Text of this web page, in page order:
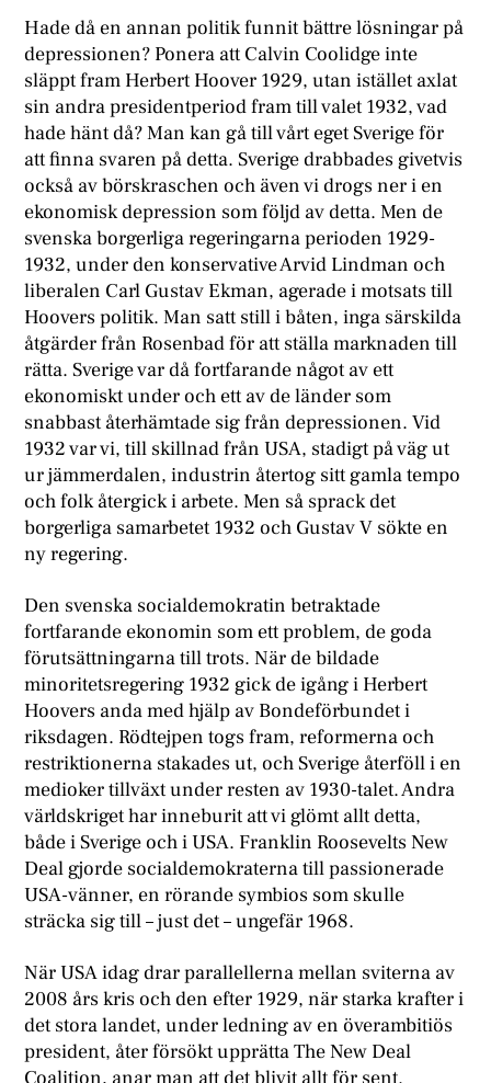
Hade då en annan politik funnit bättre lösningar på
depressionen? Ponera att Calvin Coolidge inte
släppt fram Herbert Hoover 1929, utan istället axlat
sin andra presidentperiod fram till valet 1932, vad
hade hänt då? Man kan gå till vårt eget Sverige för
att finna svaren på detta. Sverige drabbades givetvis
också av börskraschen och även vi drogs ner i en
ekonomisk depression som följd av detta. Men de
svenska borgerliga regeringarna perioden 1929-
1932, under den konservative Arvid Lindman och
liberalen Carl Gustav Ekman, agerade i motsats till
Hoovers politik. Man satt still i båten, inga särskilda
åtgärder från Rosenbad för att ställa marknaden till
rätta. Sverige var då fortfarande något av ett
ekonomiskt under och ett av de länder som
snabbast återhämtade sig från depressionen. Vid
1932 var vi, till skillnad från USA, stadigt på väg ut
ur jämmerdalen, industrin återtog sitt gamla tempo
och folk återgick i arbete. Men så sprack det
borgerliga samarbetet 1932 och Gustav V sökte en
ny regering.
Den svenska socialdemokratin betraktade
fortfarande ekonomin som ett problem, de goda
förutsättningarna till trots. När de bildade
minoritetsregering 1932 gick de igång i Herbert
Hoovers anda med hjälp av Bondeförbundet i
riksdagen. Rödtejpen togs fram, reformerna och
restriktionerna stakades ut, och Sverige återföll i en
medioker tillväxt under resten av 1930-talet. Andra
världskriget har inneburit att vi glömt allt detta,
både i Sverige och i USA. Franklin Roosevelts New
Deal gjorde socialdemokraterna till passionerade
USA-vänner, en rörande symbios som skulle
sträcka sig till – just det – ungefär 1968.
När USA idag drar parallellerna mellan sviterna av
2008 års kris och den efter 1929, när starka krafter i
det stora landet, under ledning av en överambitiös
president, åter försökt upprätta The New Deal